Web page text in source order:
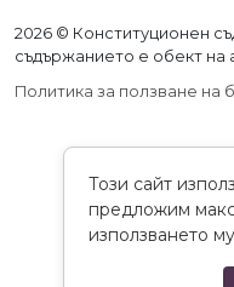
2026 © Конституционен
съдържанието е обект на
Политика за ползване на
Този сайт
предложим
използването